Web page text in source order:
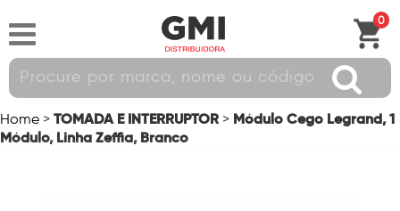
0
Home > TOMADA E INTERRUPTOR > Módulo Cego Legrand, 1
Módulo, Linha Zeffia, Branco